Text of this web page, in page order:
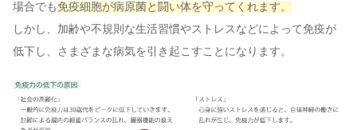
場合でも免疫細胞が病原菌と闘い体を守ってくれます。
しかし、加齢や不規則な生活習慣やストレスなどによって免疫が
低下し、さまざまな病気を引き起こすことになります。